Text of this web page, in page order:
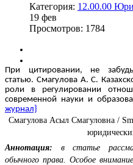
Категория: 12.00.00
19 фев
Просмотров: 1784
При цитировании, не
статью. Смагулова А. С.
роли в регулировании
современной науки и
журнал}
Смагулова Асыл Смагуловна /
Аннотация: в статье
обычного права. Особое